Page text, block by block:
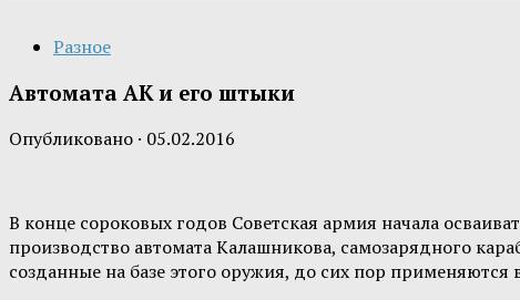
Разное
Автомата АК и его штыки
Опубликовано · 05.02.2016
В конце сороковых годов Советская армия начала
производство автомата Калашникова, самозарядного
созданные на базе этого оружия, до сих пор